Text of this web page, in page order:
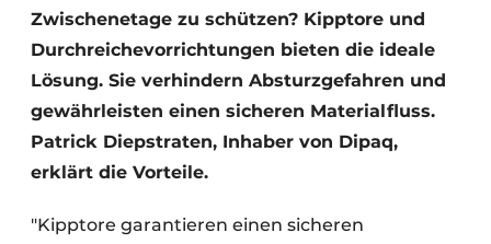
Zwischenetage zu schützen? Kipptore und
Durchreichevorrichtungen bieten die ideale
Lösung. Sie verhindern Absturzgefahren und
gewährleisten einen sicheren Materialfluss.
Patrick Diepstraten, Inhaber von Dipaq,
erklärt die Vorteile.
"Kipptore garantieren einen sicheren